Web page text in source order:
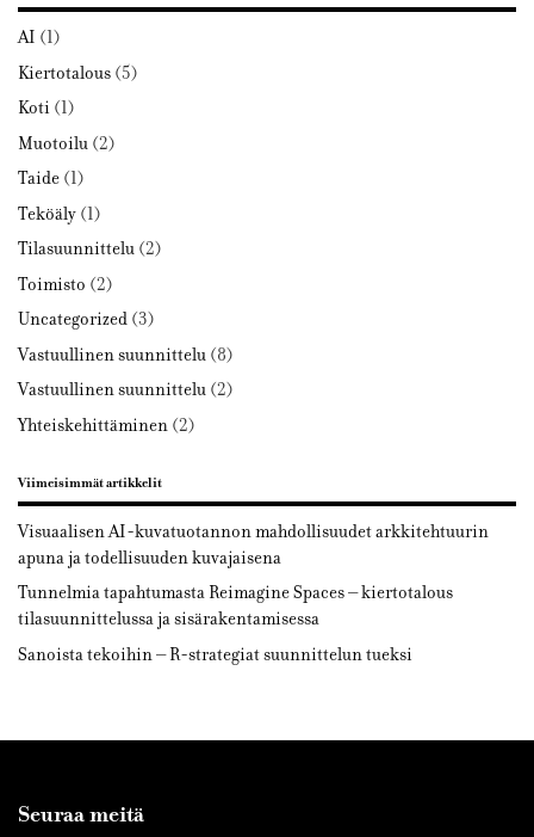
AI (1)
Kiertotalous (5)
Koti (1)
Muotoilu (2)
Taide (1)
Teköäly (1)
Tilasuunnittelu (2)
Toimisto (2)
Uncategorized (3)
Vastuullinen suunnittelu (8)
Vastuullinen suunnittelu (2)
Yhteiskehittäminen (2)
Viimeisimmät artikkelit
Visuaalisen AI-kuvatuotannon mahdollisuudet arkkitehtuurin
apuna ja todellisuuden kuvajaisena
Tunnelmia tapahtumasta Reimagine Spaces – kiertotalous
tilasuunnittelussa ja sisärakentamisessa
Sanoista tekoihin – R-strategiat suunnittelun tueksi
Seuraa meitä